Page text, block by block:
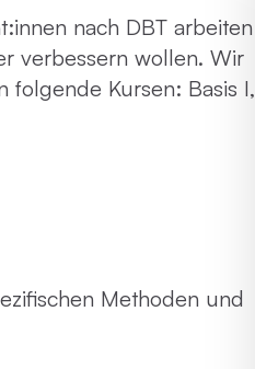
nach DBT arbeiten
verbessern wollen. Wir
folgende Kursen: Basis I,
Methoden und